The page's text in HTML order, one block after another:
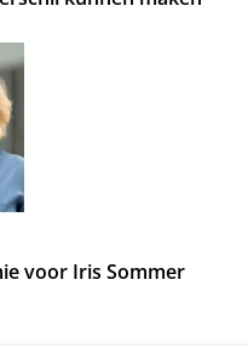
voor Iris Sommer